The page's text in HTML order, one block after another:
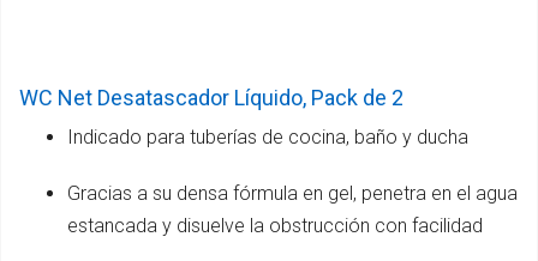
WC Net Desatascador Líquido, Pack de 2
Indicado para tuberías de cocina, baño y ducha
Gracias a su densa fórmula en gel, penetra en el agua
estancada y disuelve la obstrucción con facilidad